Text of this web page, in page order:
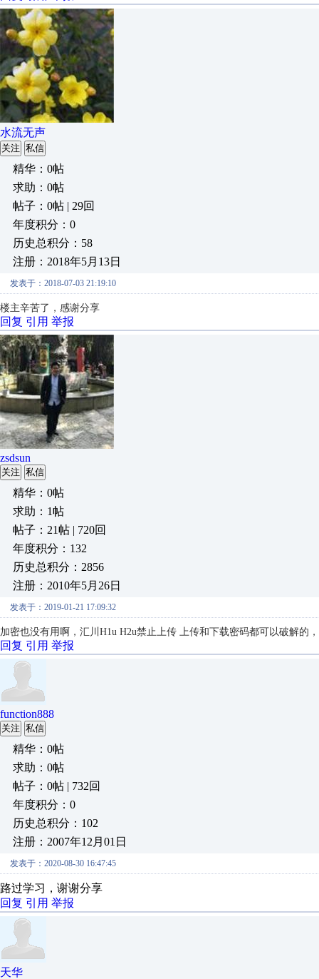
水流无声
关注 私信
精华：0帖
求助：0帖
帖子：0帖 | 29回
年度积分：0
历史总积分：58
注册：2018年5月13日
发表于：2018-07-03 21:19:10
楼主辛苦了，感谢分享
回复 引用 举报
zsdsun
关注 私信
精华：0帖
求助：1帖
帖子：21帖 | 720回
年度积分：132
历史总积分：2856
注册：2010年5月26日
发表于：2019-01-21 17:09:32
加密也没有用啊，汇川H1u H2u禁止上传 上传和下载密码都可以破解的
回复 引用 举报
function888
关注 私信
精华：0帖
求助：0帖
帖子：0帖 | 732回
年度积分：0
历史总积分：102
注册：2007年12月01日
发表于：2020-08-30 16:47:45
路过学习，谢谢分享
回复 引用 举报
天华